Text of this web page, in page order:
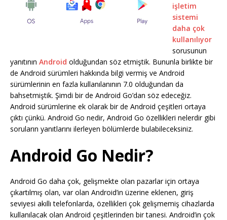
işletim
sistemi
daha çok
kullanılıyor
sorusunun
yanıtının Android olduğundan söz etmiştik. Bununla birlikte bir
de Android sürümleri hakkında bilgi vermiş ve Android
sürümlerinin en fazla kullanılanının 7.0 olduğundan da
bahsetmiştik. Şimdi bir de Android Go’dan söz edeceğiz.
Android sürümlerine ek olarak bir de Android çeşitleri ortaya
çıktı çünkü. Android Go nedir, Android Go özellikleri nelerdir gibi
soruların yanıtlarını ilerleyen bölümlerde bulabileceksiniz.
Android Go Nedir?
Android Go daha çok, gelişmekte olan pazarlar için ortaya
çıkartılmış olan, var olan Android’in üzerine eklenen, giriş
seviyesi akıllı telefonlarda, özellikleri çok gelişmemiş cihazlarda
kullanılacak olan Android çeşitlerinden bir tanesi. Android’in çok